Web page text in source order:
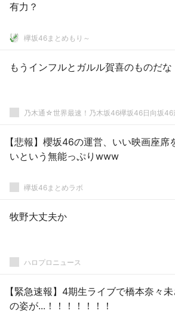
有力？
欅坂46まとめもり～
もうインフルとガルル賀喜のものだな
【悲報】櫻坂46の運営、いい映画座席
いという無能っぷりwww
欅坂46まとめラボ
牧野大丈夫か
ハロプロニュース
【緊急速報】4期生ライブで橋本奈々
の姿が...！！！！！！！